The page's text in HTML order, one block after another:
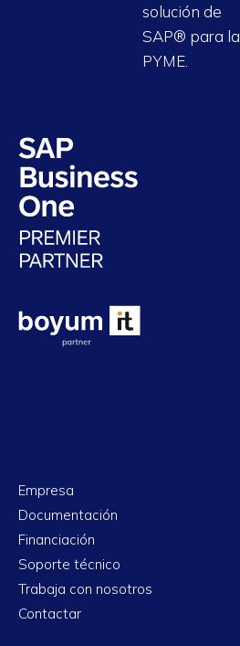
solución de
SAP® para la
PYME.
Empresa
Documentación
Financiación
Soporte técnico
Trabaja con nosotros
Contactar